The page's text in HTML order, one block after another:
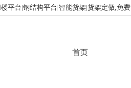
平台|钢结构平台|智能货架|货架定做,免
首页